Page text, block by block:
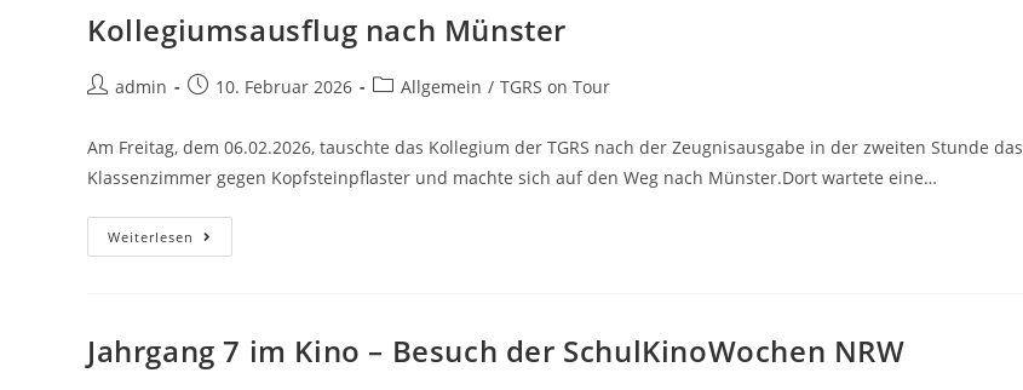
Kollegiumsausflug nach Münster
admin 10. Februar 2026 Allgemein / TGRS on Tour
Am Freitag, dem 06.02.2026, tauschte das Kollegium der TGRS nach der Zeugnisausgabe in der zweiten Stunde das
Klassenzimmer gegen Kopfsteinpflaster und machte sich auf den Weg nach Münster.Dort wartete eine…
Weiterlesen
Jahrgang 7 im Kino – Besuch der SchulKinoWochen NRW